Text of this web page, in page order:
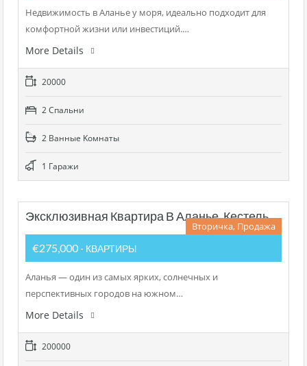
Недвижимость в Аланье у моря, идеально подходит для
комфортной жизни или инвестиций.…
More Details
20000
2 Cпальни
2 Bанные Kомнаты
1 Гаражи
Эксклюзивная Квартира В Аланье, Кестель
Вторичка, Продажа
€275,000 - КВАРТИРЫ
Аланья — один из самых ярких, солнечных и
перспективных городов на южном…
More Details
200000